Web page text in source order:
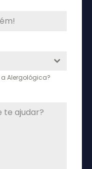
Alergológica?